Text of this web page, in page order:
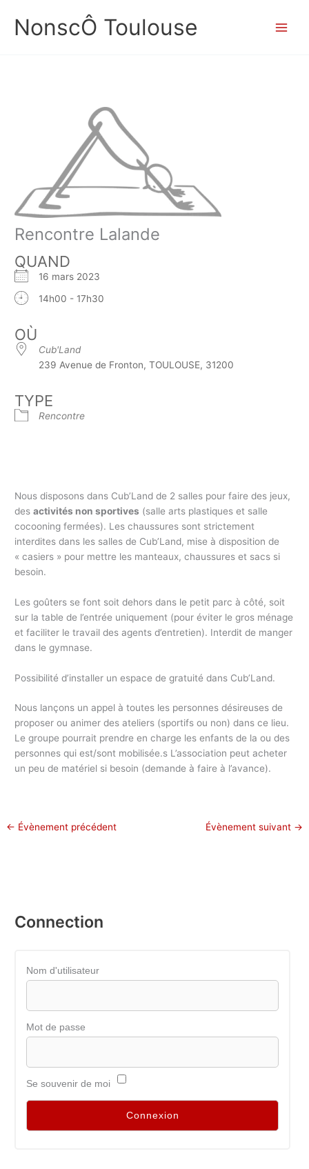
contenu
NonscÔ Toulouse
Rencontre Lalande
QUAND
16 mars 2023
14h00 - 17h30
OÙ
Cub'Land
239 Avenue de Fronton, TOULOUSE, 31200
TYPE
Rencontre
Nous disposons dans Cub’Land de 2 salles pour faire des jeux,
desactivités non sportives (salle arts plastiques et salle
cocooning fermées). Les chaussures sont strictement
interdites dans les salles de Cub’Land, mise à disposition de
« casiers » pour mettre les manteaux, chaussures et sacs si
besoin.
Les goûters se font soit dehors dans le petit parc à côté, soit
sur la table de l’entrée uniquement (pour éviter le gros ménage
et faciliter le travail des agents d’entretien). Interdit de manger
dans le gymnase.
Possibilité d’installer un espace de gratuité dans Cub’Land.
Nous lançons un appel à toutes les personnes désireuses de
proposer ou animer des ateliers (sportifs ou non) dans ce lieu.
Le groupe pourrait prendre en charge les enfants de la ou des
personnes qui est/sont mobilisée.s L’association peut acheter
un peu de matériel si besoin (demande à faire à l’avance).
← Évènement précédent Évènement suivant →
Connection
Nom d'utilisateur
Mot de passe
Se souvenir de moi